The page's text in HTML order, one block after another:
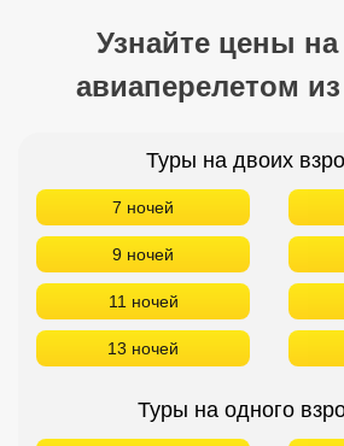
Узнайте цены
авиаперелетом
Туры на двоих
7 ночей
9 ночей
11 ночей
13 ночей
Туры на одного